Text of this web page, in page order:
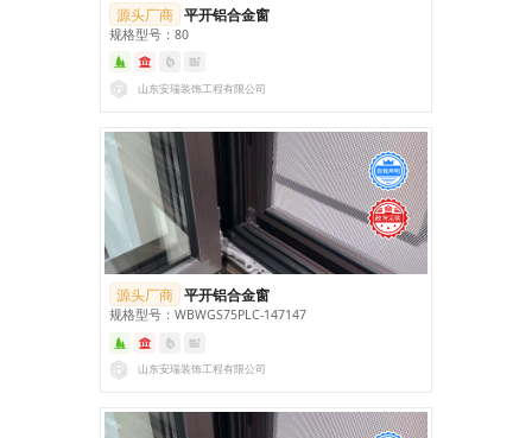
源头厂商 平开铝合金窗
规格型号：80
山东安瑞装饰工程有限公司
源头厂商 平开铝合金窗
规格型号：WBWGS75PLC-147147
山东安瑞装饰工程有限公司